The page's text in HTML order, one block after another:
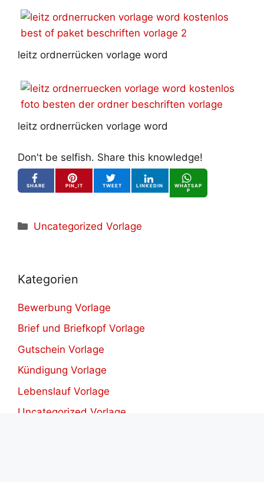
leitz ordnerrücken vorlage word
leitz ordnerrücken vorlage word
Don't be selfish. Share this knowledge!
SHARE PIN_IT TWEET LINKEDIN
WHATSAP
P
Kategorien
Uncategorized Vorlage
Kategorien
Bewerbung Vorlage
Brief und Briefkopf Vorlage
Gutschein Vorlage
Kündigung Vorlage
Lebenslauf Vorlage
Uncategorized Vorlage